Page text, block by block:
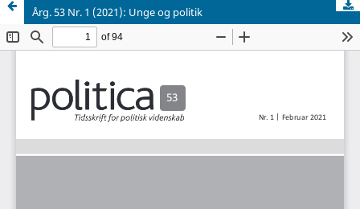
Årg. 53 Nr. 1 (2021): Unge og politik